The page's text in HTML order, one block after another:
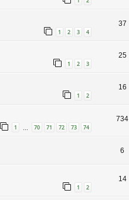
1 2 3 4
37
1 2 3
25
1 2
16
1 … 70 71 72 73 74
734
6
1 2
14